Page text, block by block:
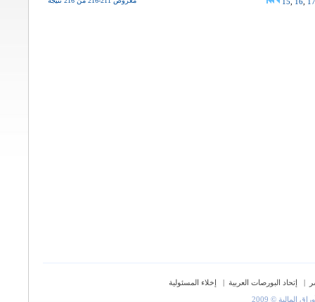
| إتحاد البورصات العربية |
إخلاء المسئولية
© 2009